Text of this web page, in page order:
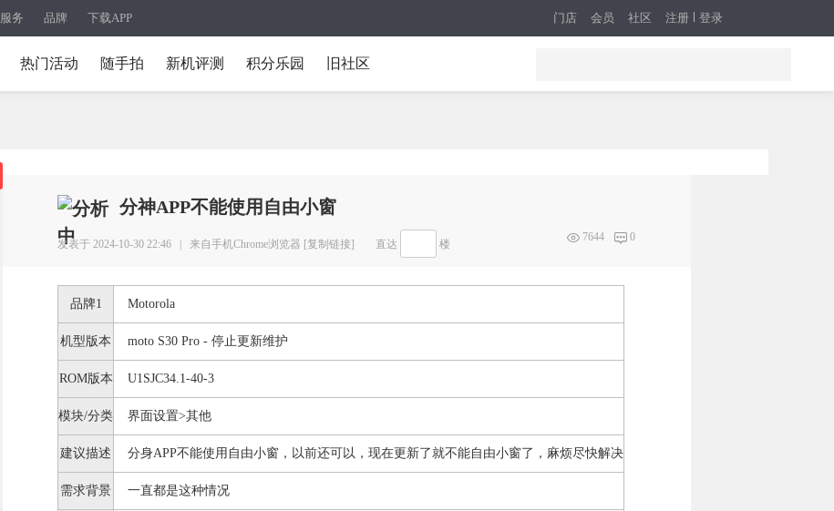
服务 品牌 下载APP 注册 登录
门店 会员 社区
热门活动 随手拍 新机评测 积分乐园 旧社区
分神APP不能使用自由小窗
发表于 2024-10-30 22:46 | 来自手机Chrome浏览器 [复制链接] 直达 楼
7644 0
品牌1 Motorola
机型版本 moto S30 Pro - 停止更新维护
ROM版本 U1SJC34.1-40-3
模块/分类 界面设置>其他
建议描述 分身APP不能使用自由小窗，以前还可以，现在更新了就不能自由小窗了，麻烦尽快解决
需求背景 一直都是这种情况